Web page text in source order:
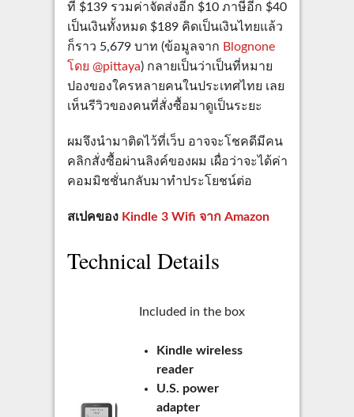
ที่ $139 รวมค่าจัดส่งอีก $10 ภาษีอีก $40
เป็นเงินทั้งหมด $189 คิดเป็นเงินไทยแล้ว
ก็ราว 5,679 บาท (ข้อมูลจาก Blognone
โดย @pittaya) กลายเป็นว่าเป็นที่หมาย
ปองของใครหลายคนในประเทศไทย เลย
เห็นรีวิวของคนที่สั่งซื้อมาดูเป็นระยะ
ผมจึงนำมาติดไว้ที่เว็บ อาจจะโชคดีมีคน
คลิกสั่งซื้อผ่านลิงค์ของผม เผื่อว่าจะได้ค่า
คอมมิชชั่นกลับมาทำประโยชน์ต่อ
สเปคของ Kindle 3 Wifi จาก Amazon
Technical Details
Included in the box
Kindle wireless
reader
U.S. power
adapter